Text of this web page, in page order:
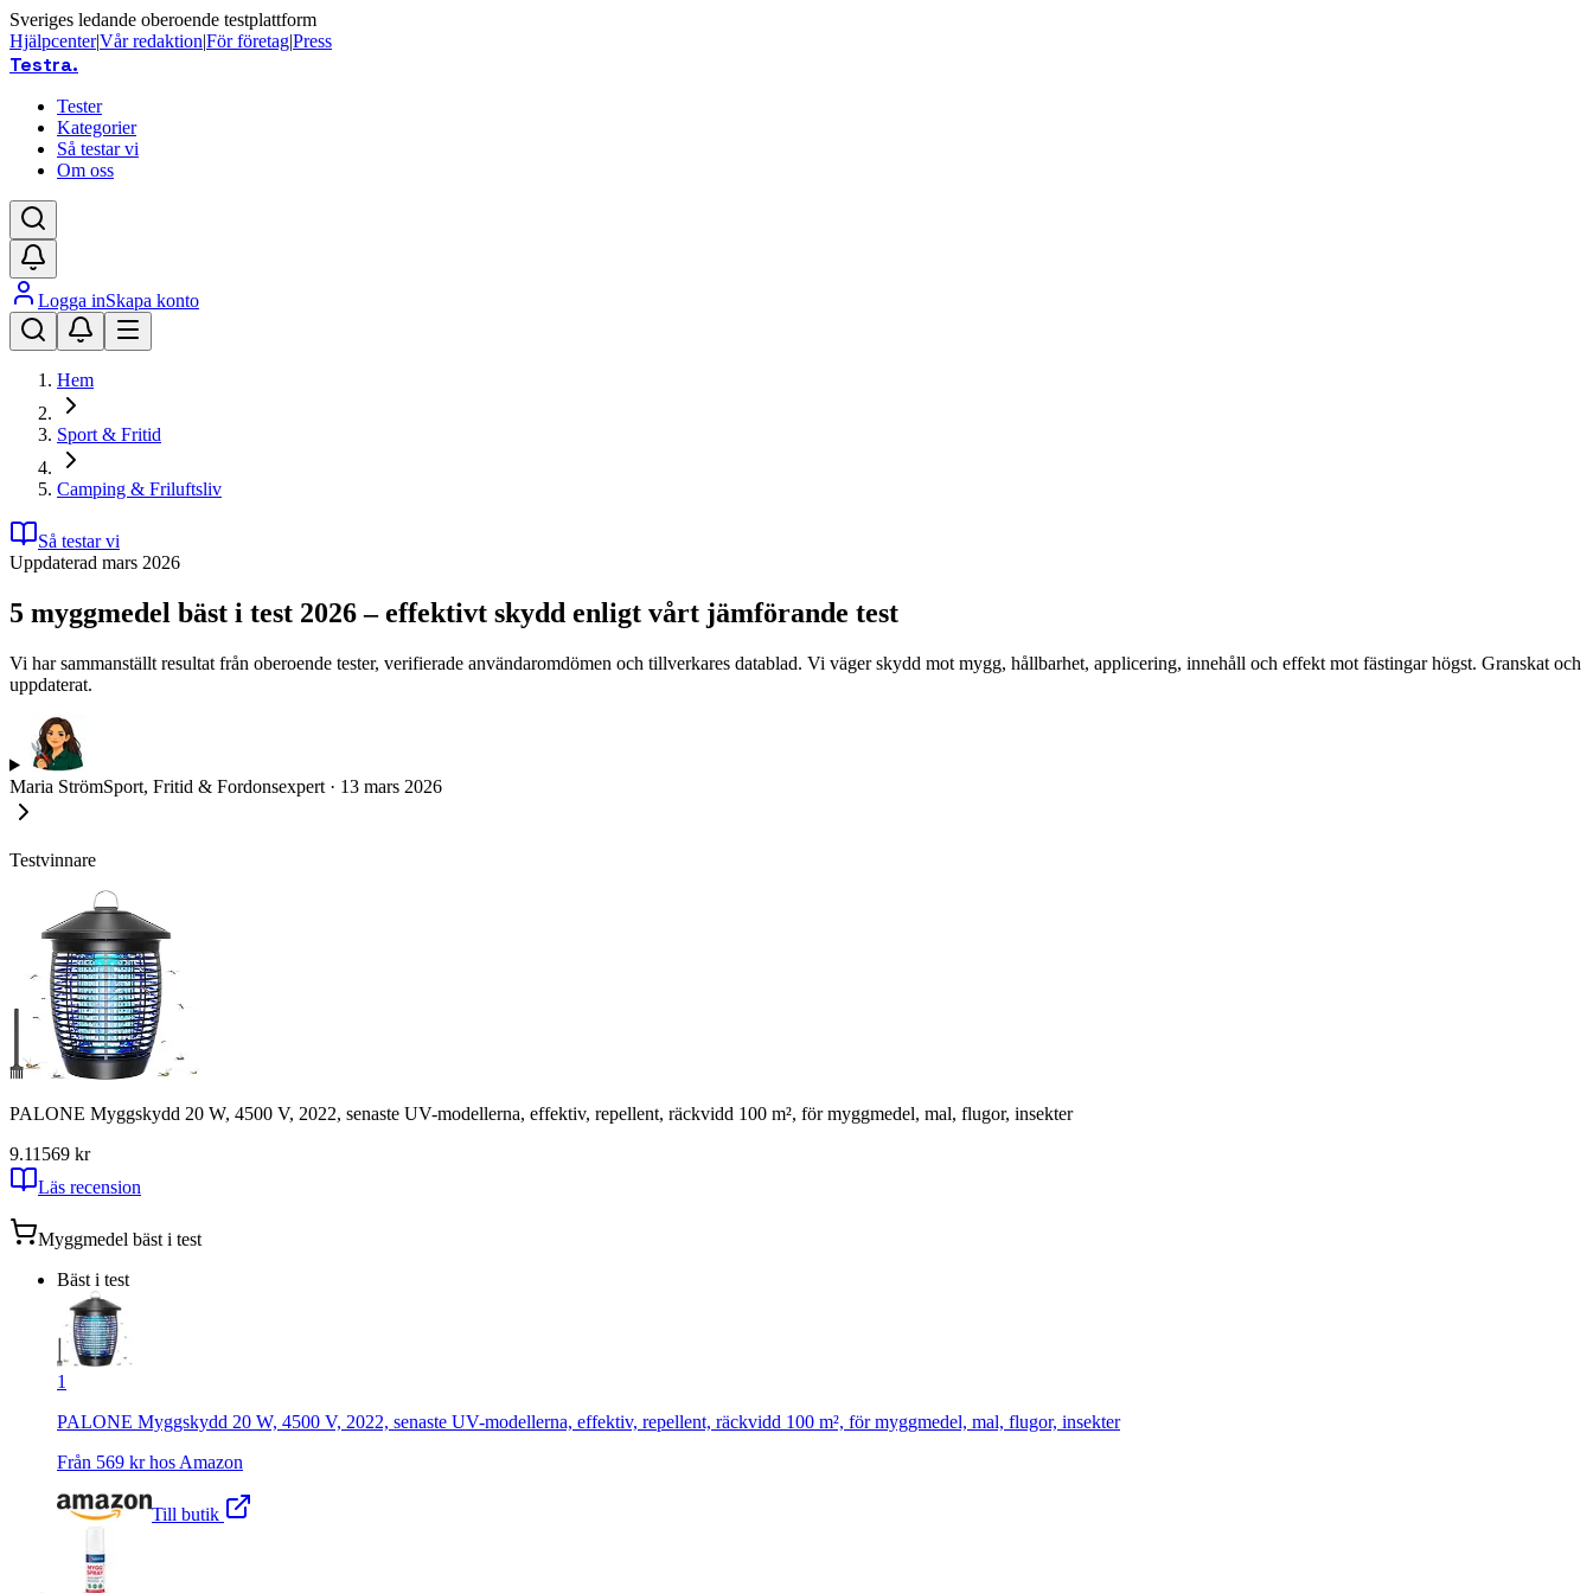
Sveriges ledande oberoende testplattform
Hjälpcenter|Vår redaktion|För företag|Press
Testra.
Tester
Kategorier
Så testar vi
Om oss
Logga inSkapa konto
Hem
Sport & Fritid
Camping & Friluftsliv
Så testar vi
Uppdaterad mars 2026
5 myggmedel bäst i test 2026 – effektivt skydd enligt vårt jämförande test
Vi har sammanställt resultat från oberoende tester, verifierade användaromdömen och tillverkares datablad. Vi väger skydd mot mygg, hållbarhet, applicering, innehåll och effekt mot fästingar högst. Granskat och
uppdaterat.
Maria StrömSport, Fritid & Fordonsexpert · 13 mars 2026
Testvinnare
PALONE Myggskydd 20 W, 4500 V, 2022, senaste UV-modellerna, effektiv, repellent, räckvidd 100 m², för myggmedel, mal, flugor, insekter
9.11 569 kr
Läs recension
Myggmedel bäst i test
Bäst i test
1
PALONE Myggskydd 20 W, 4500 V, 2022, senaste UV-modellerna, effektiv, repellent, räckvidd 100 m², för myggmedel, mal, flugor, insekter
Från 569 kr hos Amazon
Till butik